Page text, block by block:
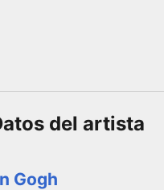
del artista
Gogh